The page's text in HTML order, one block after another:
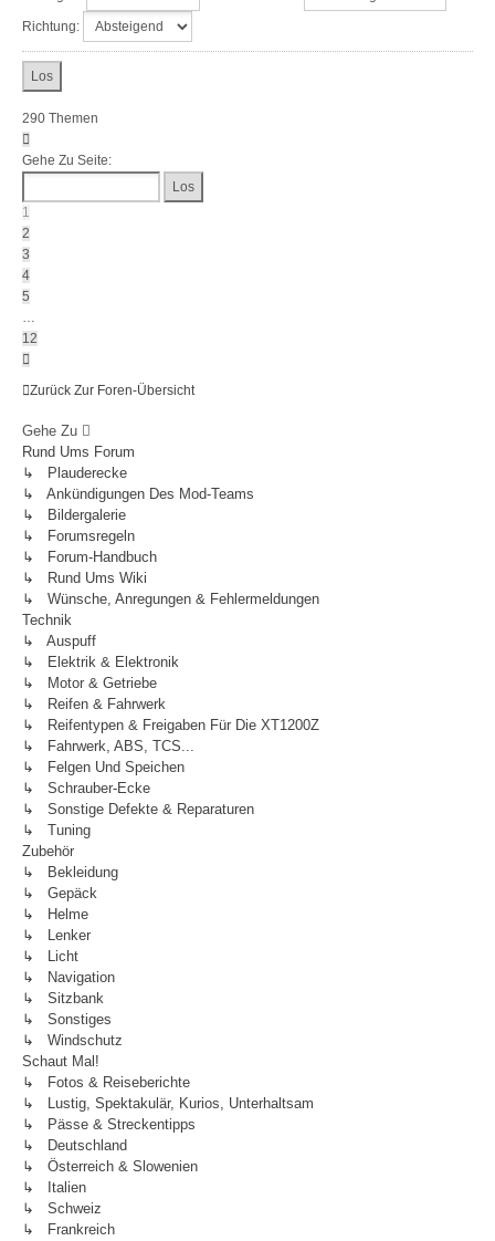
Richtung:
290 Themen
1
12
Gehe Zu Seite:
1
2
3
4
5
…
12
Zurück Zur Foren-Übersicht
Gehe Zu
Rund Ums Forum
↳ Plauderecke
↳ Ankündigungen Des Mod-Teams
↳ Bildergalerie
↳ Forumsregeln
↳ Forum-Handbuch
↳ Rund Ums Wiki
↳ Wünsche, Anregungen & Fehlermeldungen
Technik
↳ Auspuff
↳ Elektrik & Elektronik
↳ Motor & Getriebe
↳ Reifen & Fahrwerk
↳ Reifentypen & Freigaben Für Die XT1200Z
↳ Fahrwerk, ABS, TCS...
↳ Felgen Und Speichen
↳ Schrauber-Ecke
↳ Sonstige Defekte & Reparaturen
↳ Tuning
Zubehör
↳ Bekleidung
↳ Gepäck
↳ Helme
↳ Lenker
↳ Licht
↳ Navigation
↳ Sitzbank
↳ Sonstiges
↳ Windschutz
Schaut Mal!
↳ Fotos & Reiseberichte
↳ Lustig, Spektakulär, Kurios, Unterhaltsam
↳ Pässe & Streckentipps
↳ Deutschland
↳ Österreich & Slowenien
↳ Italien
↳ Schweiz
↳ Frankreich